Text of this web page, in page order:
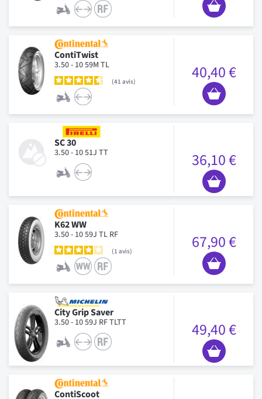
ContiTwist
3.50 - 10 59M TL
41 avis 40,40 €
SC 30
3.50 - 10 51J TT 36,10 €
K62 WW
3.50 - 10 59J TL RF
1 avis 67,90 €
City Grip Saver
3.50 - 10 59J RF TLTT 49,40 €
ContiScoot